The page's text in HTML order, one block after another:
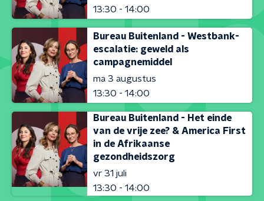
13:30 - 14:00
Bureau Buitenland - Westbank-
escalatie: geweld als
campagnemiddel
ma 3 augustus
13:30 - 14:00
Bureau Buitenland - Het einde
van de vrije zee? & America First
in de Afrikaanse
gezondheidszorg
vr 31 juli
13:30 - 14:00